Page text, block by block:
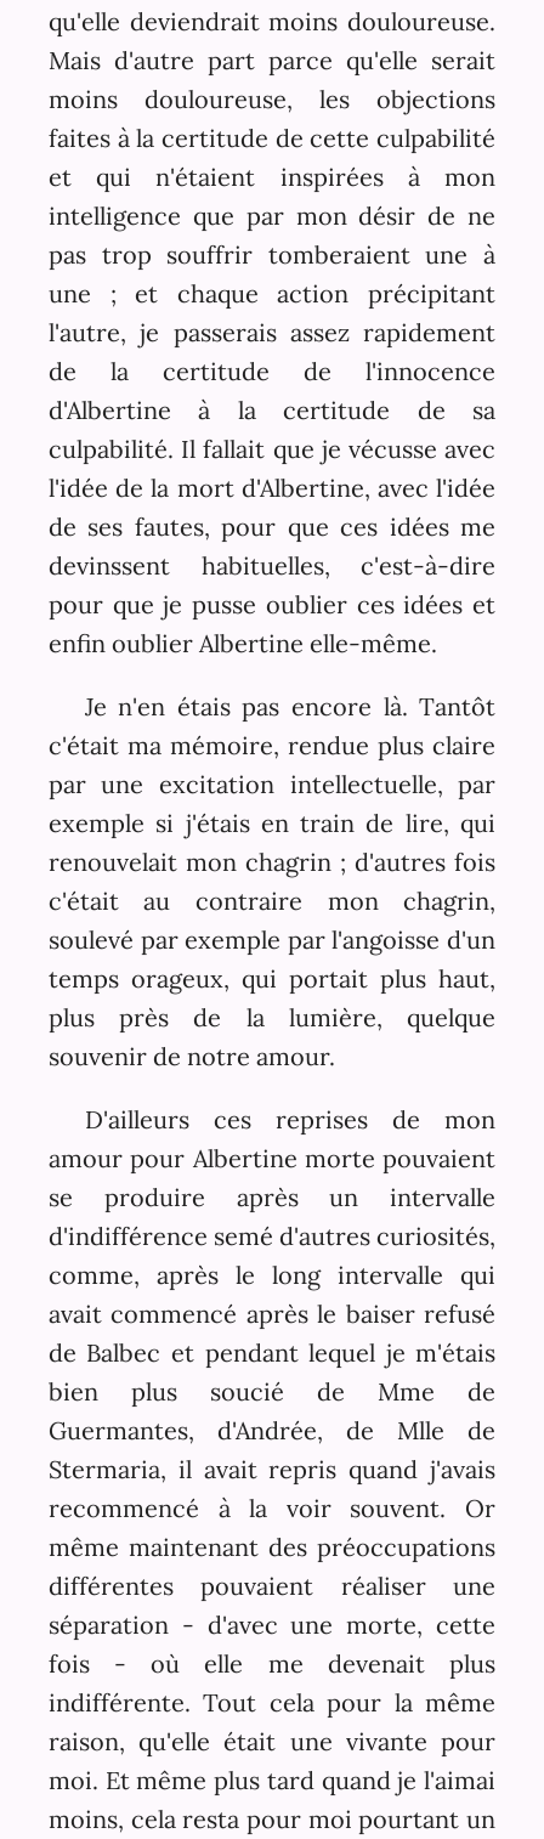
qu'elle deviendrait moins douloureuse.
Mais d'autre part parce qu'elle serait
moins douloureuse, les objections
faites à la certitude de cette culpabilité
et qui n'étaient inspirées à mon
intelligence que par mon désir de ne
pas trop souffrir tomberaient une à
une ; et chaque action précipitant
l'autre, je passerais assez rapidement
de la certitude de l'innocence
d'Albertine à la certitude de sa
culpabilité. Il fallait que je vécusse avec
l'idée de la mort d'Albertine, avec l'idée
de ses fautes, pour que ces idées me
devinssent habituelles, c'est-à-dire
pour que je pusse oublier ces idées et
enfin oublier Albertine elle-même.
Je n'en étais pas encore là. Tantôt
c'était ma mémoire, rendue plus claire
par une excitation intellectuelle, par
exemple si j'étais en train de lire, qui
renouvelait mon chagrin ; d'autres fois
c'était au contraire mon chagrin,
soulevé par exemple par l'angoisse d'un
temps orageux, qui portait plus haut,
plus près de la lumière, quelque
souvenir de notre amour.
D'ailleurs ces reprises de mon
amour pour Albertine morte pouvaient
se produire après un intervalle
d'indifférence semé d'autres curiosités,
comme, après le long intervalle qui
avait commencé après le baiser refusé
de Balbec et pendant lequel je m'étais
bien plus soucié de Mme de
Guermantes, d'Andrée, de Mlle de
Stermaria, il avait repris quand j'avais
recommencé à la voir souvent. Or
même maintenant des préoccupations
différentes pouvaient réaliser une
séparation - d'avec une morte, cette
fois - où elle me devenait plus
indifférente. Tout cela pour la même
raison, qu'elle était une vivante pour
moi. Et même plus tard quand je l'aimai
moins, cela resta pour moi pourtant un